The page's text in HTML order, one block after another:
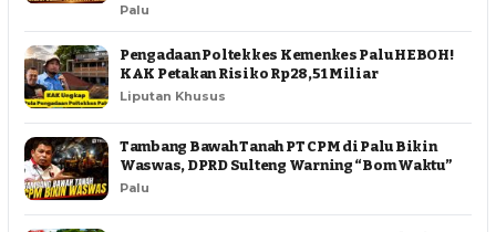
Palu
Pengadaan Poltekkes Kemenkes Palu HEBOH!
KAK Petakan Risiko Rp28,51 Miliar
Liputan Khusus
Tambang Bawah Tanah PT CPM di Palu Bikin
Waswas, DPRD Sulteng Warning “Bom Waktu”
Palu